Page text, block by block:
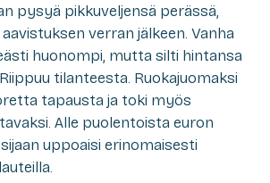
pysyä pikkuveljensä perässä,
verran jälkeen. Vanha
huonompi, mutta silti hintansa
tilanteesta. Ruokajuomaksi
tapausta ja toki myös
Alle puolentoista euron
uppoaisi erinomaisesti